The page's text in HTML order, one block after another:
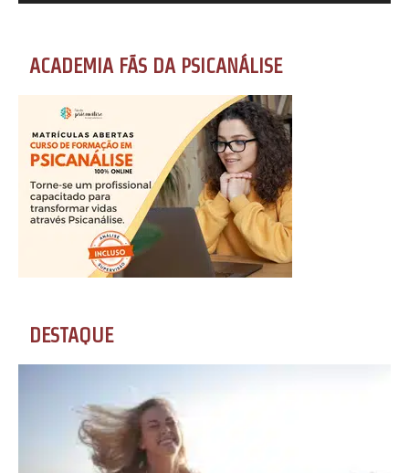
ACADEMIA FÃS DA PSICANÁLISE
DESTAQUE